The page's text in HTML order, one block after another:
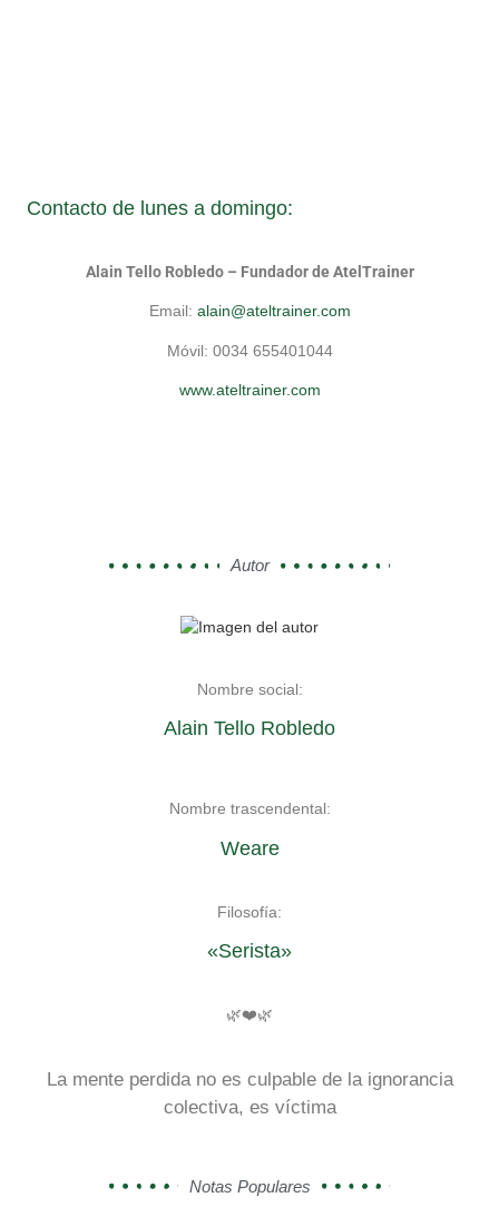
Contacto de lunes a domingo:
Alain Tello Robledo – Fundador de AtelTrainer
Email: alain@ateltrainer.com
Móvil: 0034 655401044
www.ateltrainer.com
Autor
Nombre social:
Alain Tello Robledo
Nombre trascendental:
Weare
Filosofía:
«Serista»
🌿❤️🌿
La mente perdida no es culpable de la ignorancia
colectiva, es víctima
Notas Populares